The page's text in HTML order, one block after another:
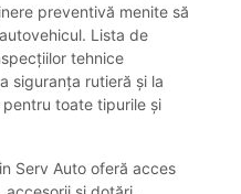
preventivă menite să
Lista de
tehnice
siguranța rutieră și la
toate tipurile și
Serv Auto oferă acces